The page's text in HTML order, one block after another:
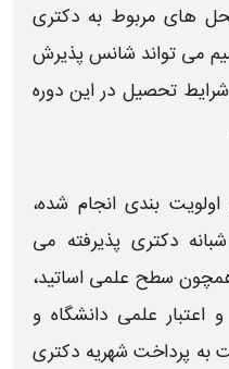
مربوط بهدکتری
شانس پذیرش
در این دوره‌
انجام‌ شده،
دکتری پذیرفته می‌
علمی اساتید،
علمی دانشگاه و
شهریه دکتری